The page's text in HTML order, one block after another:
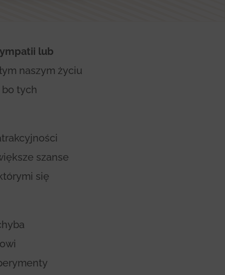
lub
naszym życiu
tych
szanse
się